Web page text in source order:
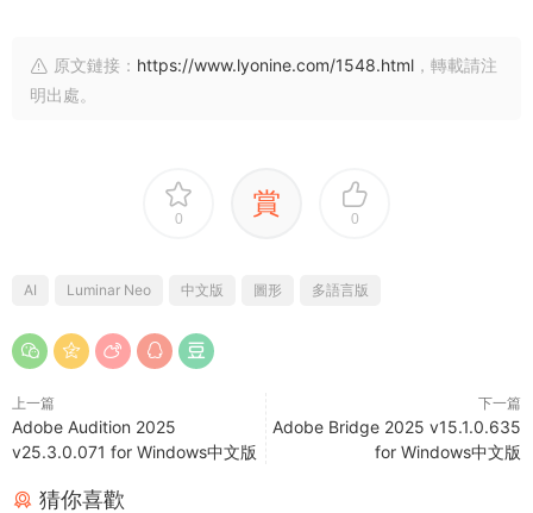
原文鏈接： https://www.lyonine.com/1548.html ，轉載請注
明出處。
0 賞 0
AI Luminar Neo 中文版 圖形 多語言版
上一篇
Adobe Audition 2025
v25.3.0.071 for Windows中文版
下一篇
Adobe Bridge 2025 v15.1.0.635
for Windows中文版
猜你喜歡